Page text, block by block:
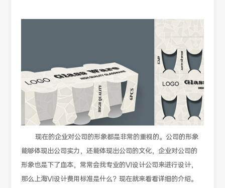
现在的企业对公司的形象都是非常的重视的。公司的形象
能够体现出公司实力，还能体现出公司的文化，企业对公司的
形象也是下了血本，常常会找专业的VI设计公司来进行设计，
那么上海VI设计费用标准是什么？现在就来看看详细的介绍。